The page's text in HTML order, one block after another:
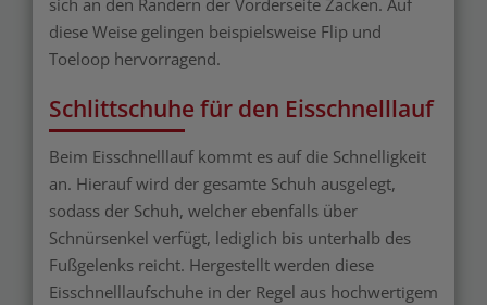
sich an den Rändern der Vorderseite Zacken. Auf
diese Weise gelingen beispielsweise Flip und
Toeloop hervorragend.
Schlittschuhe für den Eisschnelllauf
Beim Eisschnelllauf kommt es auf die Schnelligkeit
an. Hierauf wird der gesamte Schuh ausgelegt,
sodass der Schuh, welcher ebenfalls über
Schnürsenkel verfügt, lediglich bis unterhalb des
Fußgelenks reicht. Hergestellt werden diese
Eisschnelllaufschuhe in der Regel aus hochwertigem